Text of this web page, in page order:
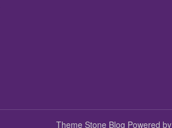
Theme Stone Blog Powered by